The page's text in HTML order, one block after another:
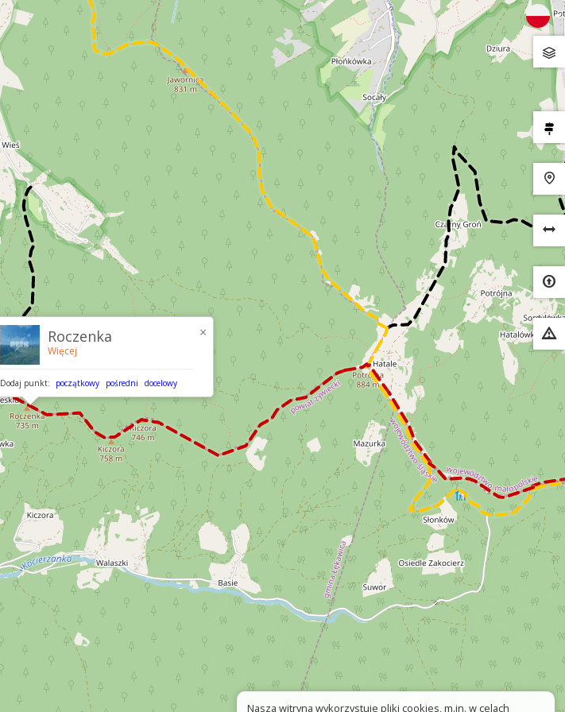
×
Roczenka
Więcej
Dodaj punkt: początkowy pośredni docelowy
Nasza witryna wykorzystuje pliki cookies, m.in. w celach